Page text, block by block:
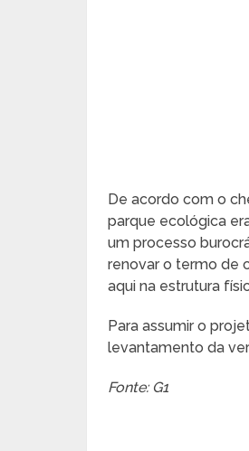
De acordo com o
parque ecológica
um processo
renovar o termo de
aqui na estrutura
Para assumir o
levantamento da
Fonte: G1